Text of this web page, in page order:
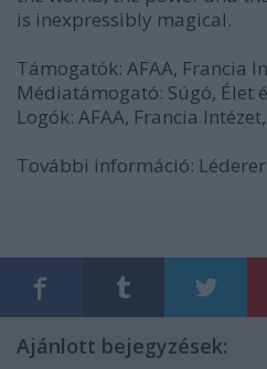
is inexpressibly magical.
Támogatók: AFAA, Francia
Médiatámogató: Súgó, Élet
Logók: AFAA, Francia
További információ:
Ajánlott bejegyzések: